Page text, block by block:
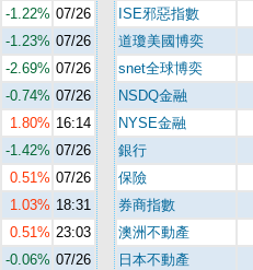
-1.22% 07/26
-1.23% 07/26
-2.69% 07/26
-0.74% 07/26
1.80% 16:14
-1.42% 07/26
0.51% 07/26
1.03% 18:31
0.51% 23:03
-0.06% 07/26
ISE邪惡指數
道瓊美國博奕
snet全球博奕
NSDQ金融
NYSE金融
銀行
保險
券商指數
澳洲不動產
日本不動產